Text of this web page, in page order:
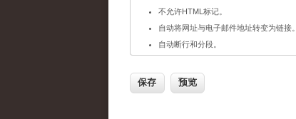
不允许HTML标记。
自动将网址与电子邮件地址转变为链接。
自动断行和分段。